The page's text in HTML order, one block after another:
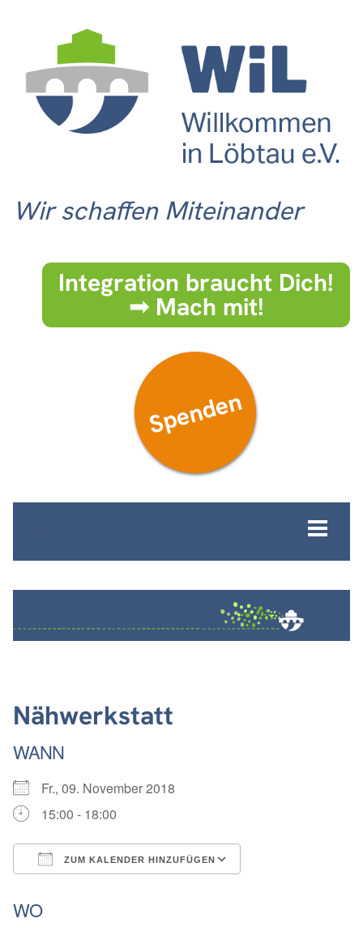
Wir schaffen Miteinander
Integration braucht Dich!
➟ Mach mit!
Spenden
Nähwerkstatt
WANN
Fr., 09. November 2018
15:00 - 18:00
ZUM KALENDER HINZUFÜGEN
WO